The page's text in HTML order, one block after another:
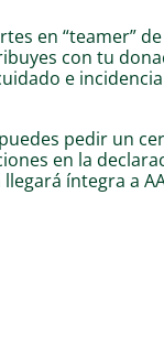
en “teamer” de
con tu
e
pedir un
en la
íntegra a